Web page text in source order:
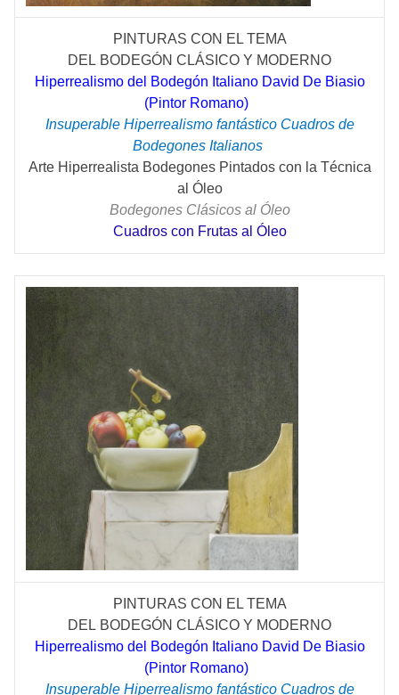
PINTURAS CON EL TEMA
DEL BODEGÓN CLÁSICO Y MODERNO
Hiperrealismo del Bodegón Italiano David De Biasio
(Pintor Romano)
Insuperable Hiperrealismo fantástico Cuadros de
Bodegones Italianos
Arte Hiperrealista Bodegones Pintados con la Técnica
al Óleo
Bodegones Clásicos al Óleo
Cuadros con Frutas al Óleo
PINTURAS CON EL TEMA
DEL BODEGÓN CLÁSICO Y MODERNO
Hiperrealismo del Bodegón Italiano David De Biasio
(Pintor Romano)
Insuperable Hiperrealismo fantástico Cuadros de